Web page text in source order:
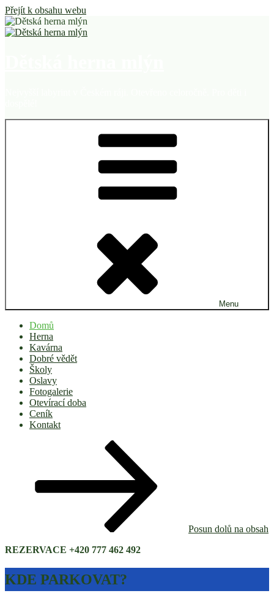
Přejít k obsahu webu
Menu
Domů
Herna
Kavárna
Dobré vědět
Školy
Oslavy
Fotogalerie
Otevírací doba
Ceník
Kontakt
Posun dolů na obsah
REZERVACE +420 777 462 492
KDE PARKOVAT?